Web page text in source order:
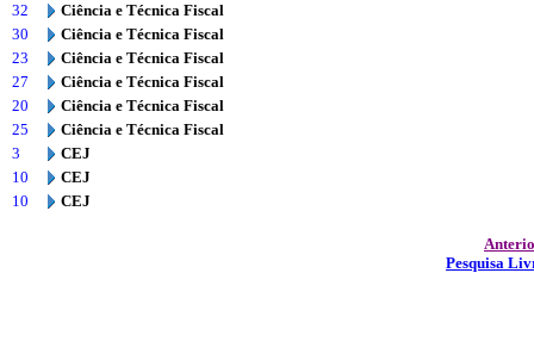
32
Ciência e Técnica Fiscal
30
Ciência e Técnica Fiscal
23
Ciência e Técnica Fiscal
27
Ciência e Técnica Fiscal
20
Ciência e Técnica Fiscal
25
Ciência e Técnica Fiscal
3
CEJ
10
CEJ
10
CEJ
Pesquisa